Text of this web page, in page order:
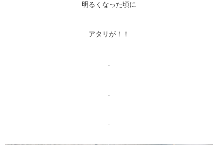
明るくなった頃に
アタリが！！
.
.
.